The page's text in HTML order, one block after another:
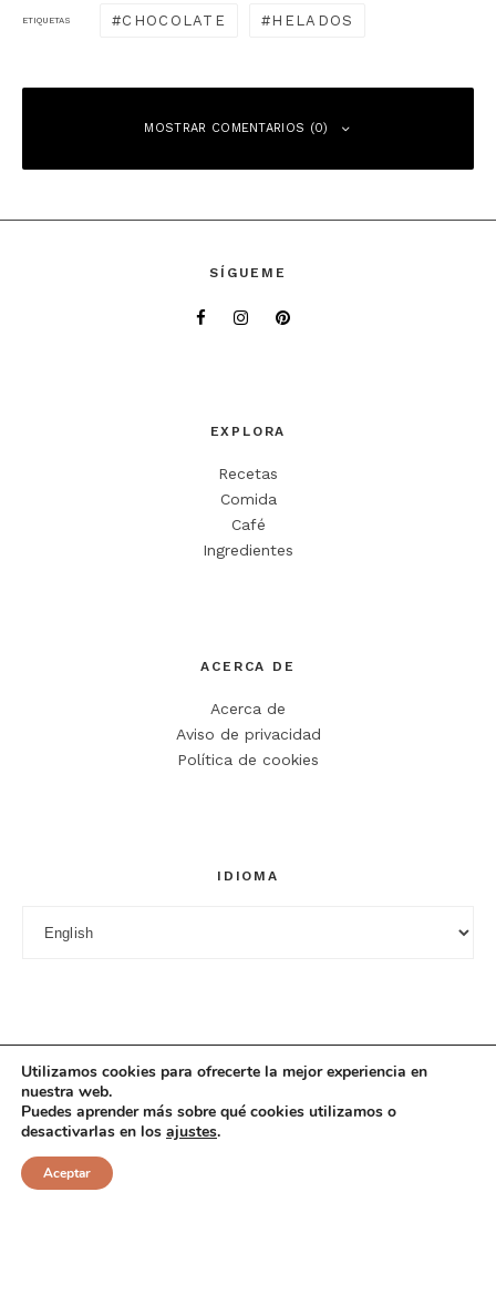
ETIQUETAS CHOCOLATE HELADOS
MOSTRAR COMENTARIOS (0)
obligatorios están marcados con
Web
SÍGUEME
EXPLORA
Recetas
Comida
Café
Ingredientes
ACERCA DE
Acerca de
Aviso de privacidad
Política de cookies
IDIOMA
© 2025 Cuciniana. All rights reserved.
Utilizamos cookies para ofrecerte la mejor experiencia en
nuestra web.
Puedes aprender más sobre qué cookies utilizamos o
desactivarlas en los ajustes.
Aceptar